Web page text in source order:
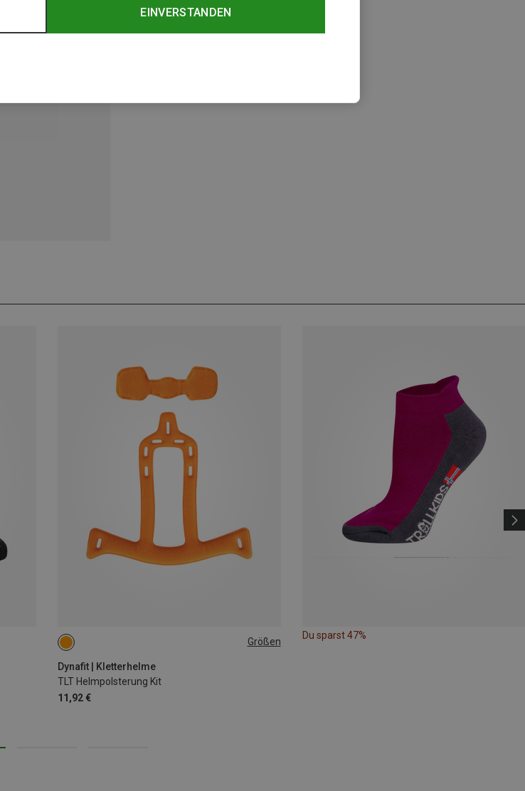
Größen
Dynafit | Kletterhelme
TLT Helmpolsterung Kit
11,92 €
L-XL
Du sparst 47%
EINVERSTANDEN